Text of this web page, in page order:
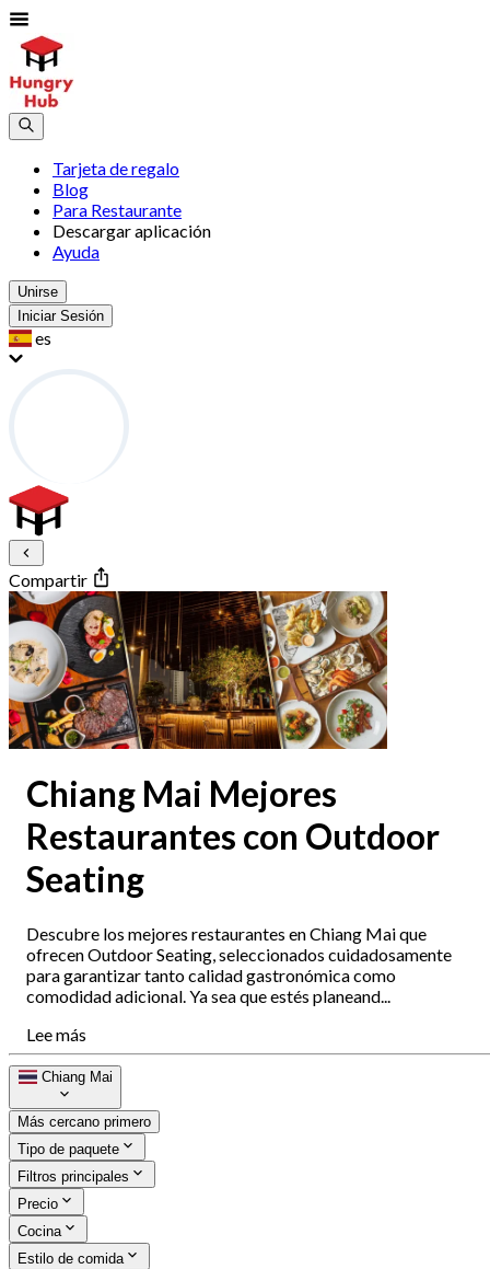
Tarjeta de regalo
Blog
Para Restaurante
Descargar aplicación
Ayuda
Unirse
Iniciar Sesión
es
Compartir
Chiang Mai Mejores
Restaurantes con Outdoor
Seating
Descubre los mejores restaurantes en Chiang Mai que
ofrecen Outdoor Seating, seleccionados cuidadosamente
para garantizar tanto calidad gastronómica como
comodidad adicional. Ya sea que estés planeand...
Lee más
Chiang Mai
Más cercano primero
Tipo de paquete
Filtros principales
Precio
Cocina
Estilo de comida